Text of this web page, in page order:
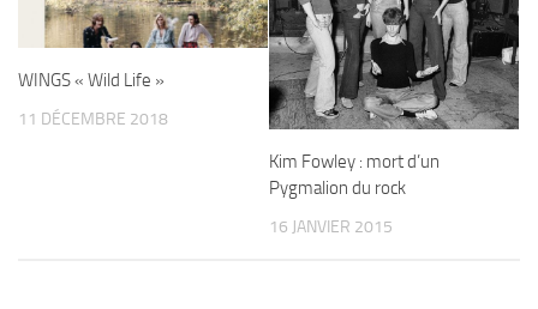
WINGS « Wild Life »
11 DÉCEMBRE 2018
Kim Fowley : mort d’un
Pygmalion du rock
16 JANVIER 2015